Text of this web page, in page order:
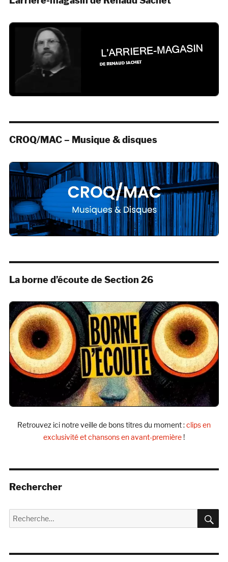
CROQ/MAC – Musique & disques
La borne d’écoute de Section 26
Retrouvez ici notre veille de bons titres du moment :clips en
exclusivité et chansons en avant-première !
Rechercher
Recherche
pour :